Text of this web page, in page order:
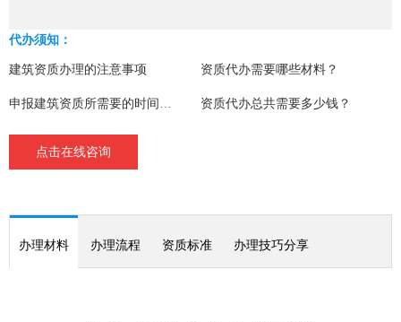
代办须知：
建筑资质办理的注意事项 资质代办需要哪些材料？
申报建筑资质所需要的时间详情 资质代办总共需要多少钱？
点击在线咨询
办理材料 办理流程 资质标准 办理技巧分享